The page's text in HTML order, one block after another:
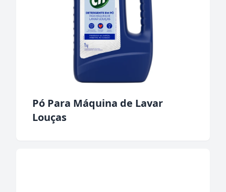
Pó Para Máquina de Lavar
Louças